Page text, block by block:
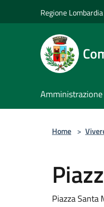
Regione Lombardia
Amministrazione
Home >
Piazza Santa